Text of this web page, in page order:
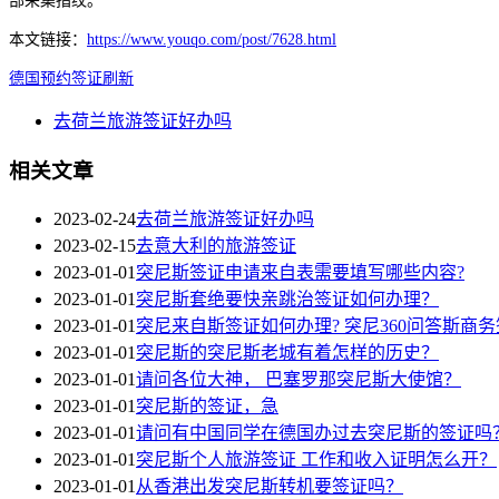
本文链接： https://www.youqo.com/post/7628.html
德国 预约签证刷新
去荷兰旅游签证好办吗
相关文章
2023-02-24去荷兰旅游签证好办吗
2023-02-15去意大利的旅游签证
2023-01-01突尼斯签证申请来自表需要填写哪些内容?
2023-01-01突尼斯套绝要快亲跳治签证如何办理？
2023-01-01突尼来自斯签证如何办理? 突尼360问答斯商务
2023-01-01突尼斯的突尼斯老城有着怎样的历史？
2023-01-01请问各位大神， 巴塞罗那突尼斯大使馆？
2023-01-01突尼斯的签证，急
2023-01-01请问有中国同学在德国办过去突尼斯的签证吗
2023-01-01突尼斯个人旅游签证 工作和收入证明怎么开？
2023-01-01 从香港出发突尼斯转机要签证吗？